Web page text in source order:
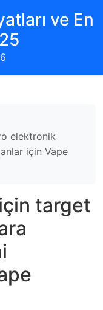
ve En
elektronik
için Vape
için target